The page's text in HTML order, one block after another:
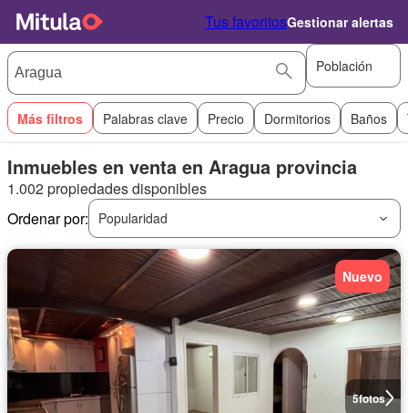
Tus favoritosGestionar alertas
Población
Más filtros Palabras clave Precio Dormitorios Baños
Inmuebles en venta en Aragua provincia
1.002 propiedades disponibles
Ordenar por:
Popularidad
5fotos
Nuevo